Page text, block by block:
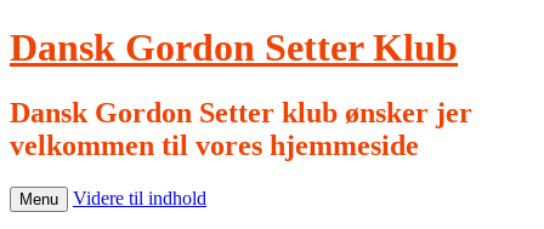
Dansk Gordon Setter Klub
Dansk Gordon Setter klub ønsker jer
velkommen til vores hjemmeside
Menu Videre til indhold